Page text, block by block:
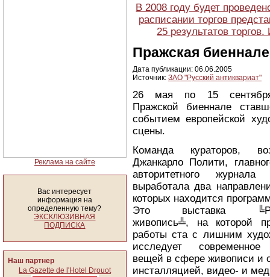
Реклама на сайте
Вас интересует
информация на
определенную тему?
ЭКСКЛЮЗИВНАЯ
ПОДПИСКА
Наш партнер
La Gazette de l'Hotel Drouot
В 2008 году будет
расписании торгов
25 результатов
Пражская
Дата публикации: 06.06.2005
Источник: ЗАО "Русский антиквариат"
26 мая по 15
Пражской биеннале
событием европейской
сцены.
Команда кураторов,
Джанкарло Полити,
авторитетного
выработала два
которых находится
Это выставка
живопись╩, на которой
работы ста с лишним
исследует современное
вещей в сфере живописи и
инсталляцией, видео- и